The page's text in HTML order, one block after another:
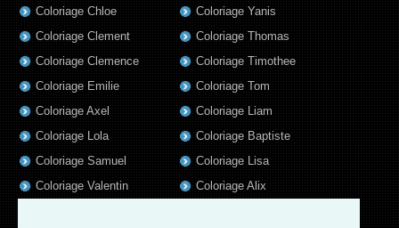
Coloriage Chloe
Coloriage Clement
Coloriage Clemence
Coloriage Emilie
Coloriage Axel
Coloriage Lola
Coloriage Samuel
Coloriage Valentin
Coloriage Yanis
Coloriage Thomas
Coloriage Timothee
Coloriage Tom
Coloriage Liam
Coloriage Baptiste
Coloriage Lisa
Coloriage Alix